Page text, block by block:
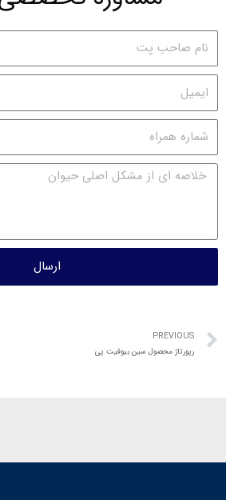
ارسال
PREVIOUS
رپورتاژ محصول سین بیوفیت پی